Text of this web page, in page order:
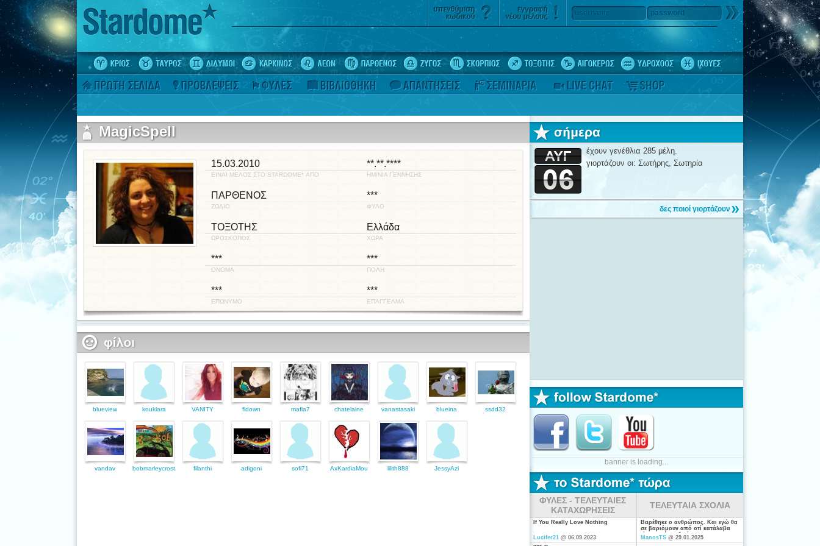
username password
MagicSpell
15.03.2010 **.**.****
ΕΙΝΑΙ ΜΕΛΟΣ ΣΤΟ STARDOME* ΑΠΟ ΗΜ/ΝΙΑ ΓΕΝΝΗΣΗΣ
ΠΑΡΘΕΝΟΣ ***
ΖΩΔΙΟ ΦΥΛΟ
ΤΟΞΟΤΗΣ Ελλάδα
ΩΡΟΣΚΟΠΟΣ ΧΩΡΑ
*** ***
ΟΝΟΜΑ ΠΟΛΗ
*** ***
ΕΠΩΝΥΜΟ ΕΠΑΓΓΕΛΜΑ
blueview kouklara VANITY fldown mafia7 chatelaine vanastasaki blueina ssdd32
vandav bobmarleycrost filanthi adigoni sofi71 AxKardiaMou lilith888 JessyAzi
έχουν γενέθλια 285 μέλη.
γιορτάζουν οι: Σωτήρης, Σωτηρία
δες ποιοί γιορτάζουν
banner is loading...
ΦΥΛΕΣ - ΤΕΛΕΥΤΑΙΕΣ
ΚΑΤΑΧΩΡΗΣΕΙΣ
If You Really Love Nothing
Lucifer21 @ 06.09.2023
ΤΕΛΕΥΤΑΙΑ ΣΧΟΛΙΑ
Βαρέθηκε ο ανθρώπος. Και εγώ θα
σε βαριόμουν από οτί κατάλαβα
είσαι από τις ξενέρωτες που
ψάχνουν απλά για "σύζυγο". Η
ManosTS @ 29.01.2025